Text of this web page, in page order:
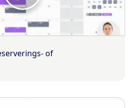
of